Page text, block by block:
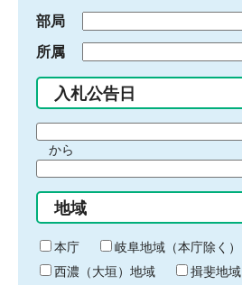
部局
所属
入札公告日
間
始
り
から
間
終
わ
り
地域
本庁
岐阜地域（本庁除く）
西濃（大垣）地域
揖斐地域